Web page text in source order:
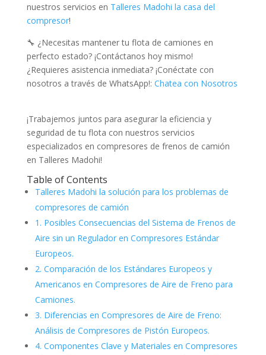
nuestros servicios en Talleres Madohi la casa del
compresor!
🔧 ¿Necesitas mantener tu flota de camiones en
perfecto estado? ¡Contáctanos hoy mismo!
¿Requieres asistencia inmediata? ¡Conéctate con
nosotros a través de WhatsApp!: Chatea con Nosotros
¡Trabajemos juntos para asegurar la eficiencia y
seguridad de tu flota con nuestros servicios
especializados en compresores de frenos de camión
en Talleres Madohi!
Table of Contents
Talleres Madohi la solución para los problemas de
compresores de camión
1. Posibles Consecuencias del Sistema de Frenos de
Aire sin un Regulador en Compresores Estándar
Europeos.
2. Comparación de los Estándares Europeos y
Americanos en Compresores de Aire de Freno para
Camiones.
3. Diferencias en Compresores de Aire de Freno:
Análisis de Compresores de Pistón Europeos.
4. Componentes Clave y Materiales en Compresores